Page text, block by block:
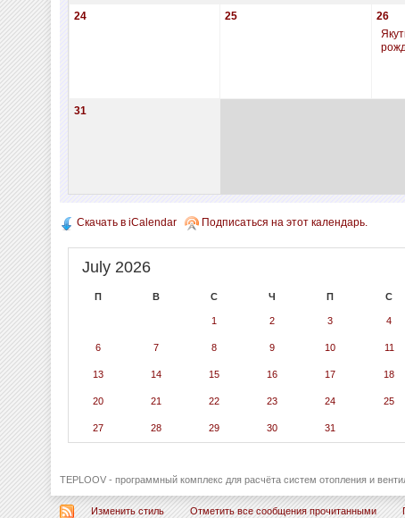
24 25
26
31
Скачать в iCalendar Подписаться на этот календарь.
July 2026
П В С Ч П С
1 2 3 4
6 7 8 9 10 11
13 14 15 16 17 18
20 21 22 23 24 25
27 28 29 30 31
TEPLOOV - программный комплекс для расчёта систем отопления и
Изменить стиль Отметить все сообщения прочитанными